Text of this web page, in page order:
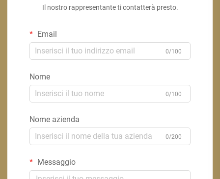
Il nostro rappresentante ti contatterà presto.
Email
0/100
Nome
0/100
Nome azienda
0/200
Messaggio